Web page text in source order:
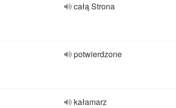
całą Strona
potwierdzone
kałamarz